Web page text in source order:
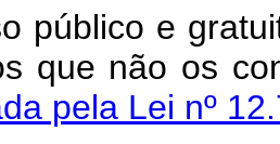
público e
os que não
pela Lei nº